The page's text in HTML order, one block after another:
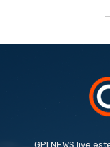
GPI NEWS.live